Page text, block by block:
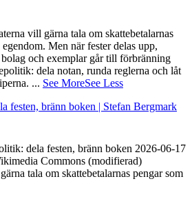
vill gärna tala om skattebetalarnas
Men när fester delas upp,
och exemplar går till förbränning
dela notan, runda reglerna och låt
... See MoreSee Less
festen, bränn boken | Stefan Bergmark
dela festen, bränn boken 2026-06-17
Commons (modifierad)
tala om skattebetalarnas pengar som